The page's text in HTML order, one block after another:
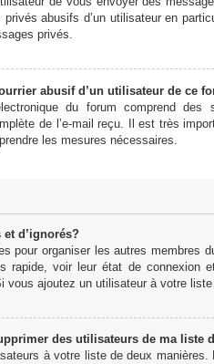
abusifs d’un utilisateur en
privés.
abusif d’un utilisateur de ce
du forum comprend
de l’e-mail reçu. Il est très
les mesures nécessaires.
d’ignorés?
pour organiser les autres membres
rapide, voir leur état de connexion
vous ajoutez un utilisateur à votre
des utilisateurs de ma liste
à votre liste de deux